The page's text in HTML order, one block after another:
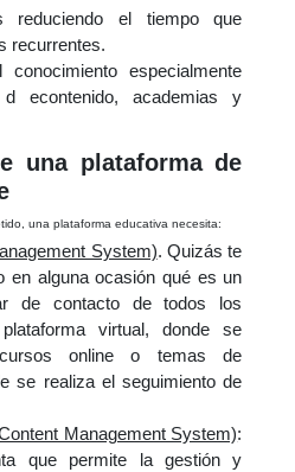
reduciendo el tiempo que
recurrentes.
conocimiento especialmente
econtenido, academias y
una plataforma de
una plataforma educativa necesita:
System). Quizás te
en alguna ocasión qué es un
de contacto de todos los
virtual, donde se
online o temas de
se realiza el seguimiento de
Management System):
que permite la gestión y